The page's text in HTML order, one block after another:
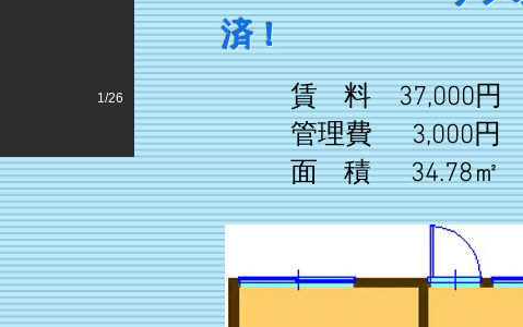
1/26
済！
賃 料 37,000円
管理費 3,000円
面 積 34.78